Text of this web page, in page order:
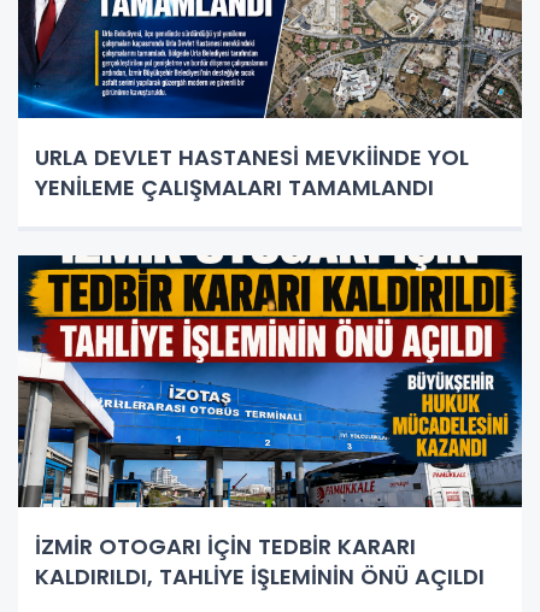
URLA DEVLET HASTANESİ MEVKİİNDE YOL
YENİLEME ÇALIŞMALARI TAMAMLANDI
İZMİR OTOGARI İÇİN TEDBİR KARARI
KALDIRILDI, TAHLİYE İŞLEMİNİN ÖNÜ AÇILDI